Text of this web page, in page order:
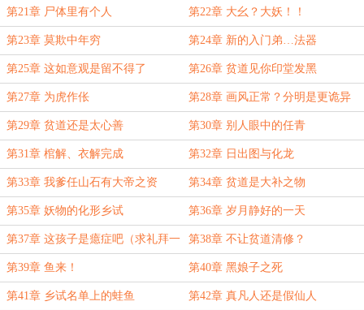
第21章 尸体里有个人 第22章 大幺？大妖！！
第23章 莫欺中年穷 第24章 新的入门弟…法器
第25章 这如意观是留不得了 第26章 贫道见你印堂发黑
第27章 为虎作伥 第28章 画风正常？分明是更诡异
第29章 贫道还是太心善 第30章 别人眼中的任青
第31章 棺解、衣解完成 第32章 日出图与化龙
第33章 我爹任山石有大帝之资 第34章 贫道是大补之物
第35章 妖物的化形乡试 第36章 岁月静好的一天
第37章 这孩子是癔症吧（求礼拜一
的月票）
第38章 不让贫道清修？
第39章 鱼来！ 第40章 黑娘子之死
第41章 乡试名单上的蛙鱼 第42章 真凡人还是假仙人